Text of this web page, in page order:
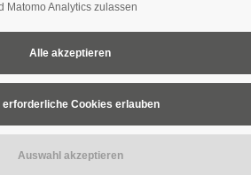
+1)
info@yourdomain.com
UNSERE LEISTUNGEN
Matomo Analytics zulassen